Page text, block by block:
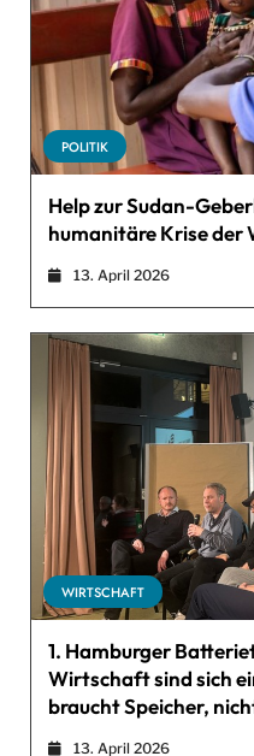
POLITIK
Help zur Sudan-
humanitäre Krise der
13. April 2026
WIRTSCHAFT
1. Hamburger
Wirtschaft sind sich
braucht Speicher,
13. April 2026